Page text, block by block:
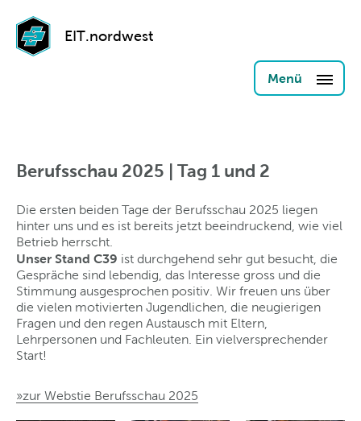
EIT.nordwest
Menü
Berufsschau 2025 | Tag 1 und 2
Die ersten beiden Tage der Berufsschau 2025 liegen
hinter uns und es ist bereits jetzt beeindruckend, wie viel
Betrieb herrscht.
Unser Stand C39 ist durchgehend sehr gut besucht, die
Gespräche sind lebendig, das Interesse gross und die
Stimmung ausgesprochen positiv. Wir freuen uns über
die vielen motivierten Jugendlichen, die neugierigen
Fragen und den regen Austausch mit Eltern,
Lehrpersonen und Fachleuten. Ein vielversprechender
Start!
»zur Webstie Berufsschau 2025